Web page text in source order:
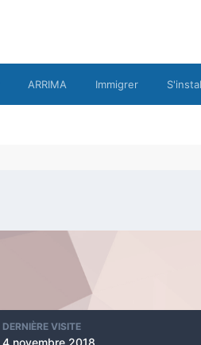
ARRIMA Immigrer
DERNIÈRE VISITE
4 novembre 2018